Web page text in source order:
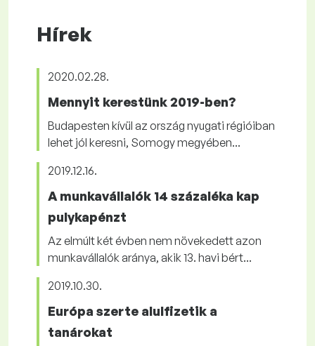
Hírek
2020.02.28.
Mennyit kerestünk 2019-ben?
Budapesten kívül az ország nyugati régióiban
lehet jól keresni, Somogy megyében...
2019.12.16.
A munkavállalók 14 százaléka kap
pulykapénzt
Az elmúlt két évben nem növekedett azon
munkavállalók aránya, akik 13. havi bért...
2019.10.30.
Európa szerte alulfizetik a
tanárokat